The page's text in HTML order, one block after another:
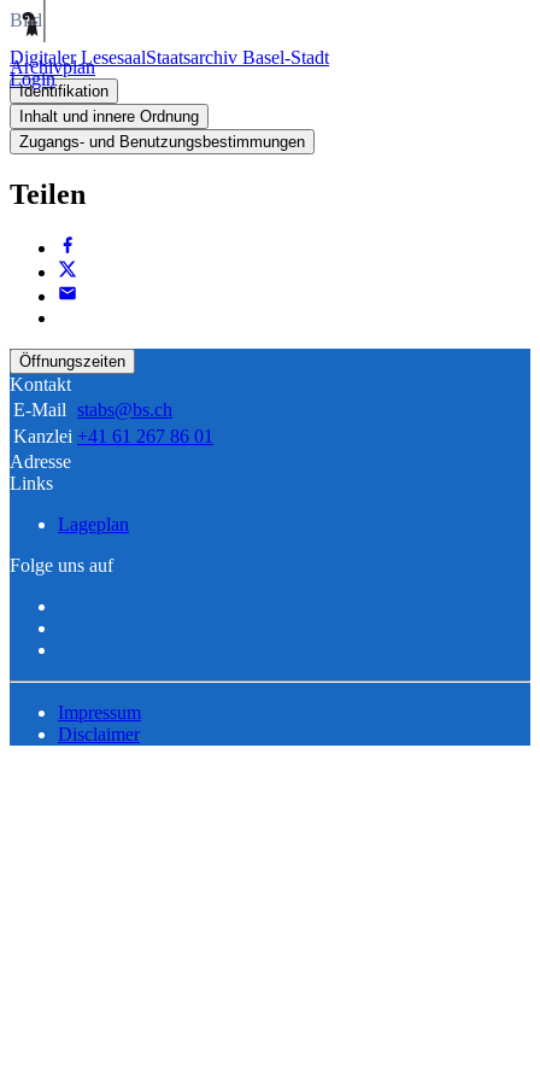
Digitaler LesesaalStaatsarchiv Basel-Stadt
Login
Bild
Archivplan
Identifikation
Inhalt und innere Ordnung
Zugangs- und Benutzungsbestimmungen
Teilen
Öffnungszeiten
Kontakt
E-Mail stabs@bs.ch
Kanzlei +41 61 267 86 01
Adresse
Links
Lageplan
Folge uns auf
Impressum
Disclaimer